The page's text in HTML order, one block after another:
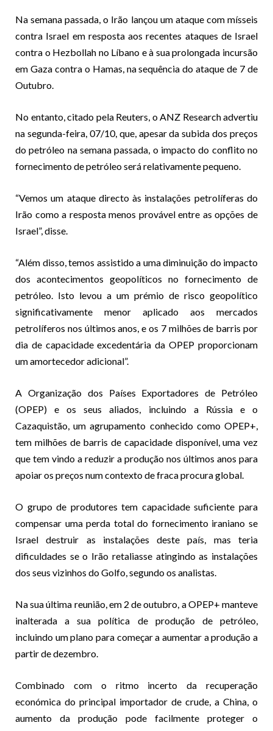
Na semana passada, o Irão lançou um ataque com mísseis
contra Israel em resposta aos recentes ataques de Israel
contra o Hezbollah no Líbano e à sua prolongada incursão
em Gaza contra o Hamas, na sequência do ataque de 7 de
Outubro.
No entanto, citado pela Reuters, o ANZ Research advertiu
na segunda-feira, 07/10, que, apesar da subida dos preços
do petróleo na semana passada, o impacto do conflito no
fornecimento de petróleo será relativamente pequeno.
“Vemos um ataque directo às instalações petrolíferas do
Irão como a resposta menos provável entre as opções de
Israel”, disse.
“Além disso, temos assistido a uma diminuição do impacto
dos acontecimentos geopolíticos no fornecimento de
petróleo. Isto levou a um prémio de risco geopolítico
significativamente menor aplicado aos mercados
petrolíferos nos últimos anos, e os 7 milhões de barris por
dia de capacidade excedentária da OPEP proporcionam
um amortecedor adicional”.
A Organização dos Países Exportadores de Petróleo
(OPEP) e os seus aliados, incluindo a Rússia e o
Cazaquistão, um agrupamento conhecido como OPEP+,
tem milhões de barris de capacidade disponível, uma vez
que tem vindo a reduzir a produção nos últimos anos para
apoiar os preços num contexto de fraca procura global.
O grupo de produtores tem capacidade suficiente para
compensar uma perda total do fornecimento iraniano se
Israel destruir as instalações deste país, mas teria
dificuldades se o Irão retaliasse atingindo as instalações
dos seus vizinhos do Golfo, segundo os analistas.
Na sua última reunião, em 2 de outubro, a OPEP+ manteve
inalterada a sua política de produção de petróleo,
incluindo um plano para começar a aumentar a produção a
partir de dezembro.
Combinado com o ritmo incerto da recuperação
económica do principal importador de crude, a China, o
aumento da produção pode facilmente proteger o